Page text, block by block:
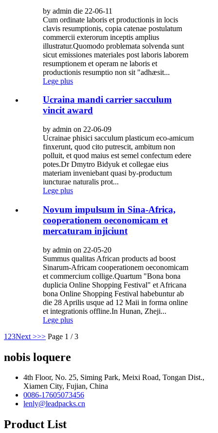
by admin die 22-06-11
Cum ordinate laboris et productionis in locis
clavis resumptionis, copia catenae postulatum
commercii exterorum inceptis amplius
illustratur.Quomodo problemata solvenda sunt
sicut emissiones materiales post laboris laborem
resumptionem et operam ne laboris et
productionis resumptio non sit "adhæsit...
Lege plus
Ucraina mandi carrier sacculum
vincit award
by admin on 22-06-09
Ucrainae phisici sacculum plasticum eco-amicum
finxerunt, quod cito putrescit, ambitum non
polluit, et quod maius est semel confectum edere
potes.Dr Dmytro Bidyuk et collegae eius
materiam inveniebant quasi by-productum
iuncturae naturalis prot...
Lege plus
Novum impulsum in Sina-Africa,
cooperationem oeconomicam et
mercaturam injiciunt
by admin on 22-05-20
Summus qualitas African products ad boost
Sinarum-Africam cooperationem oeconomicam
et commercium collige.Quartum "Bona bona
duplicia Online Shopping Festival" et Africana
bona Online Shopping Festival habebuntur ab
die 28 Aprilis usque ad 12 Maii in forma online
et integrationis offline.In Hunan, Zheji...
Lege plus
1 23Next >>> Page 1 / 3
nobis loquere
4th Floor, No. 25, Siming Park, Meixi Road, Tongan Dist.,
Xiamen City, Fujian, China
0086-17605073456
lenly@leadpacks.cn
Product List